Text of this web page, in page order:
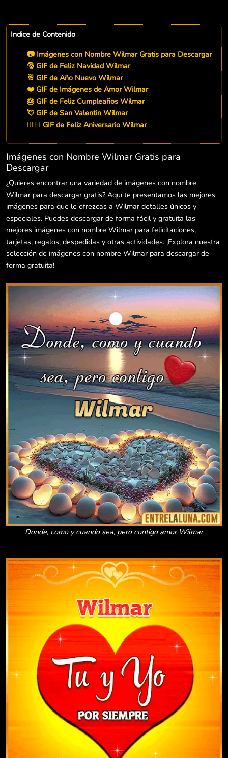
Indice de Contenido
📷 Imágenes con Nombre Wilmar Gratis para Descargar
🎅 GIF de Feliz Navidad Wilmar
🥂 GIF de Año Nuevo Wilmar
❤️ GIF de Imágenes de Amor Wilmar
🎂 GIF de Feliz Cumpleaños Wilmar
💘 GIF de San Valentin Wilmar
👨‍❤️‍👨 GIF de Feliz Aniversario Wilmar
Imágenes con Nombre Wilmar Gratis para
Descargar
¿Quieres encontrar una variedad de imágenes con nombre
Wilmar para descargar gratis? Aquí te presentamos las mejores
imágenes para que le ofrezcas a Wilmar detalles únicos y
especiales. Puedes descargar de forma fácil y gratuita las
mejores imágenes con nombre Wilmar para felicitaciones,
tarjetas, regalos, despedidas y otras actividades. ¡Explora nuestra
selección de imágenes con nombre Wilmar para descargar de
forma gratuita!
Donde, como y cuando sea, pero contigo amor Wilmar